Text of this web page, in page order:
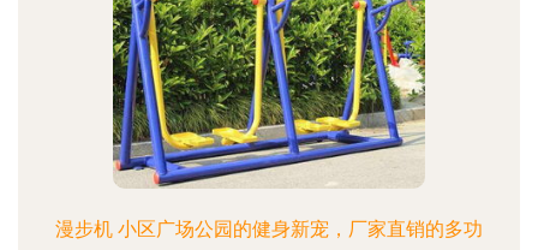
漫步机 小区广场公园的健身新宠，厂家直销的多功